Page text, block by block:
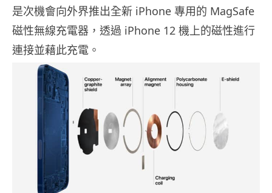
是次機會向外界推出全新 iPhone 專用的 MagSafe
磁性無線充電器，透過 iPhone 12 機上的磁性進行
連接並藉此充電。